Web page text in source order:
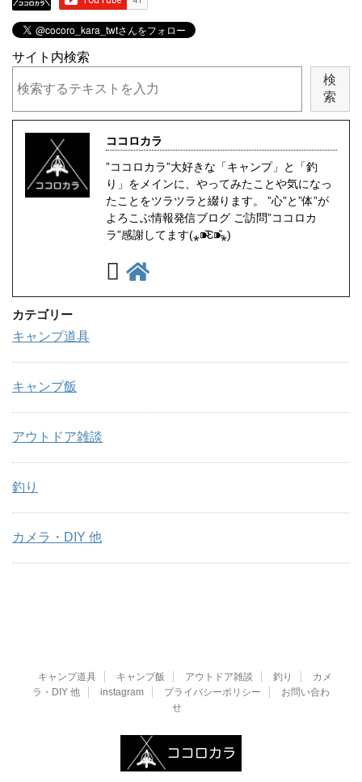
サイト内検索
検
索
ココロカラ
”ココロカラ”大好きな「キャンプ」と「釣
り」をメインに、やってみたことや気になっ
たことをツラツラと綴ります。 ”心”と”体”が
よろこぶ情報発信ブログ ご訪問”ココロカ
ラ”感謝してます(⁎⁍̴̆Ɛ⁍̴̆⁎)
カテゴリー
キャンプ道具
キャンプ飯
アウトドア雑談
釣り
カメラ・DIY 他
キャンプ道具 キャンプ飯 アウトドア雑談 釣り
カメ
ラ・DIY 他
instagram プライバシーポリシー
お問い合わ
せ